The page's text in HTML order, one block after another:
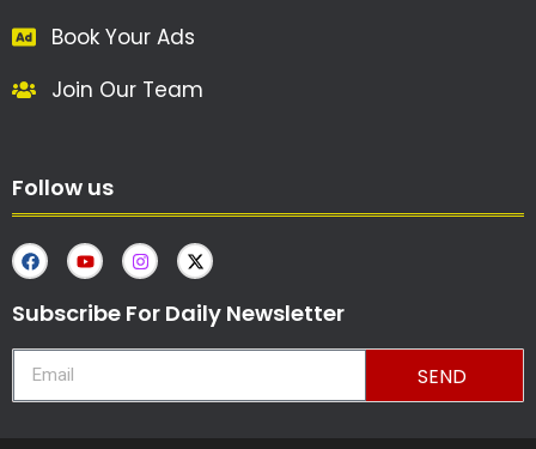
Book Your Ads
Join Our Team
Follow us
Subscribe For Daily Newsletter
SEND